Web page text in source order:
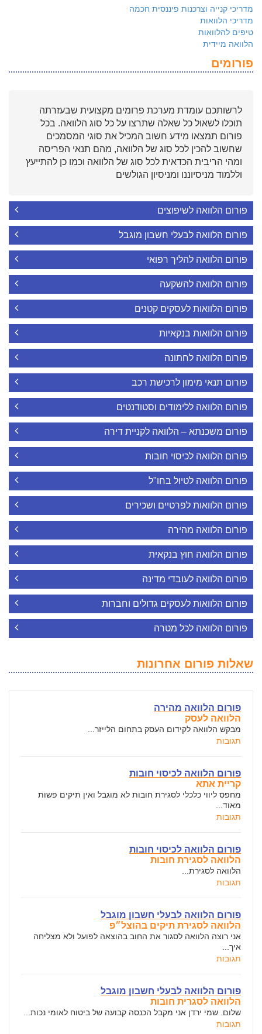
מדריכי קנייה וצרכנות פיננסית חכמה
מדריכי הלוואות
טיפים להלוואות
הלוואה מיידית
פורומים
לרשותכם עומדת מערכת פרומים מקצועית שבעזרתה
תוכלו לשאול כל שאלה שתרצו על כל סוג הלוואה. בכל
פורום תמצאו מידע חשוב המכיל את סוגי המסמכים
שחשוב להכין לכל סוג של הלוואה, מהם תנאי הפריסה
ומהי הריבית הכדאית לכל סוג של הלוואה וכמו כן להתייעץ
וללמוד מניסיוננו ומניסיון הגולשים
פורום הלוואה לשיפוצים
פורום הלוואה לבעלי חשבון מוגבל
פורום הלוואה להליך רפואי
פורום הלוואה להשקעה
פורום הלוואות לעסקים קטנים
פורום הלוואות בנקאיות
פורום הלוואה לחתונה
פורום תנאי מימון לרכישת רכב
פורום הלוואה ללימודים וסטודנטים
פורום משכנתא – הלוואה לקניית דירה
פורום הלוואה לכיסוי חובות
פורום הלוואה לטיול בחו"ל
פורום הלוואות לפרטיים ושכירים
פורום הלוואה מהירה
פורום הלוואה חוץ בנקאית
פורום הלוואה לעובדי מדינה
פורום הלוואות לעסקים גדולים וחברות
פורום הלוואה לכל מטרה
שאלות פורום אחרונות
פורום הלוואה מהירה
הלוואה לעסק
מבקש הלוואה לקידום העסק בתחום הלייזר...
תגובות
פורום הלוואה לכיסוי חובות
קריית אתא
מחפס ליווי כלכלי לסגירת חובות לא מוגבל ואין תיקים פשות
מאוד...
תגובות
פורום הלוואה לכיסוי חובות
הלוואה לסגירת חובות
הלוואה לסגירת...
תגובות
פורום הלוואה לבעלי חשבון מוגבל
הלוואה לסגירת תיקים בהוצל״פ
אני רוצה הלוואה לסגור את החוב בהוצאה לפועל ולא מצליחה
איך...
תגובות
פורום הלוואה לבעלי חשבון מוגבל
הלוואה לסגרית חובות
שלום. שמי ירדן אני מקבל הכנסה קבועה של ביטוח לאומי נכות...
תגובות